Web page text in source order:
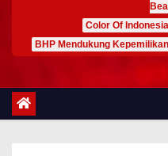
Color Of
BHP Mendukung